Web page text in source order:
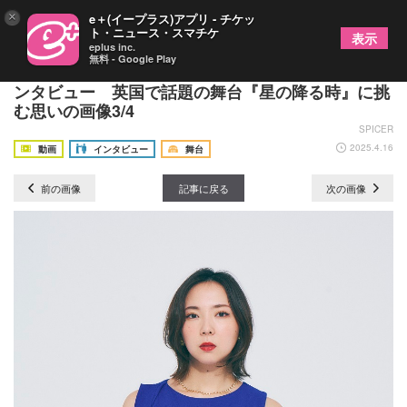
3姉妹を演じる江口のりこ、那須凜、三浦透子にイ
ンタビュー 英国で話題の舞台『星の降る時』に挑
む思いの画像3/4
SPICER
動画
インタビュー 舞台 2025.4.16
前の画像 記事に戻る 次の画像
× e＋(イープラス)アプリ - チケッ
ト・ニュース・スマチケ
eplus inc.
無料 - Google Play
表示